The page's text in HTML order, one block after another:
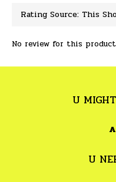
No review for this product
U
U